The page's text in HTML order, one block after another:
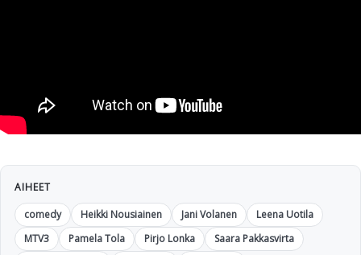
AIHEET
comedy
Heikki Nousiainen Jani Volanen
Leena Uotila
MTV3
Pamela Tola Pirjo Lonka
Saara Pakkasvirta